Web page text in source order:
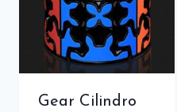
Gear Cilindro